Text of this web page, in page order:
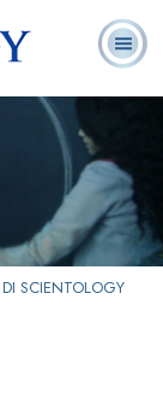
Domande
ricorrenti
SCIENTOLOGY